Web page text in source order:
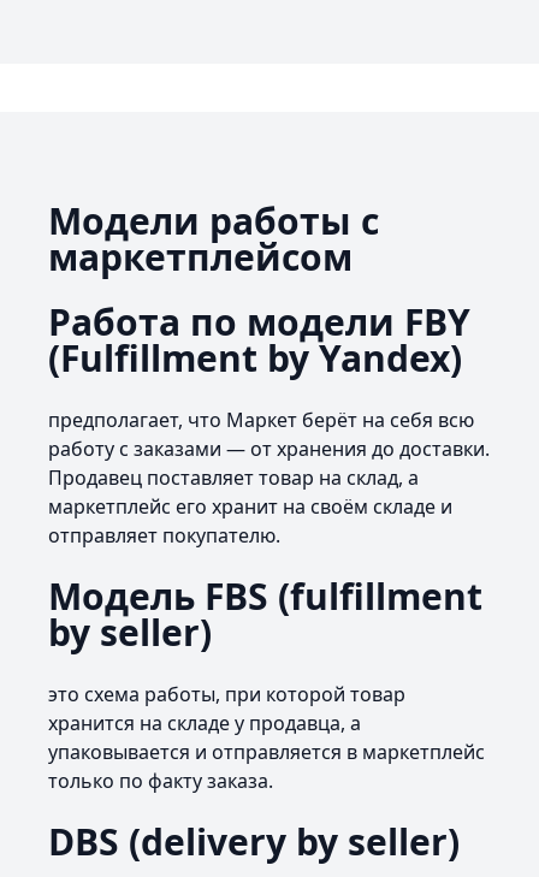
Модели работы с
маркетплейсом
Работа по модели FBY
(Fulfillment by Yandex)
предполагает, что Маркет берёт на себя всю
работу с заказами — от хранения до доставки.
Продавец поставляет товар на склад, а
маркетплейс его хранит на своём складе и
отправляет покупателю.
Модель FBS (fulfillment
by seller)
это схема работы, при которой товар
хранится на складе у продавца, а
упаковывается и отправляется в маркетплейс
только по факту заказа.
DBS (delivery by seller)